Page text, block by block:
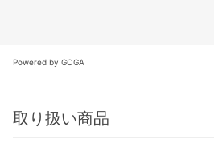
Powered by GOGA
取り扱い商品